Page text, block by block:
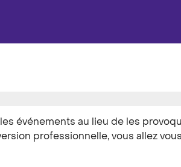
événements au lieu de les
professionnelle, vous allez